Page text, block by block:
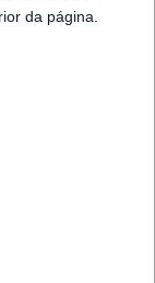
da página.